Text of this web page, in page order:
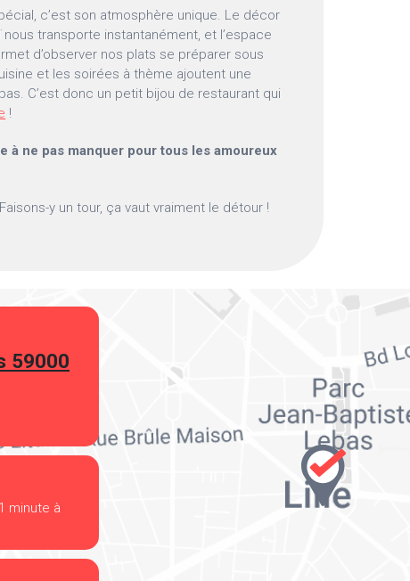
c’est son atmosphère unique. Le décor
transporte instantanément, et l’espace
d’observer nos plats se préparer sous
et les soirées à thème ajoutent une
C’est donc un petit bijou de restaurant qui
!
à ne pas manquer pour tous les amoureux
y un tour, ça vaut vraiment le détour !
59000
minute à